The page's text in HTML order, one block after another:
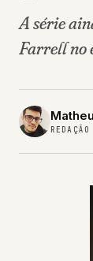
A série
Farrell no
REDAÇÃO